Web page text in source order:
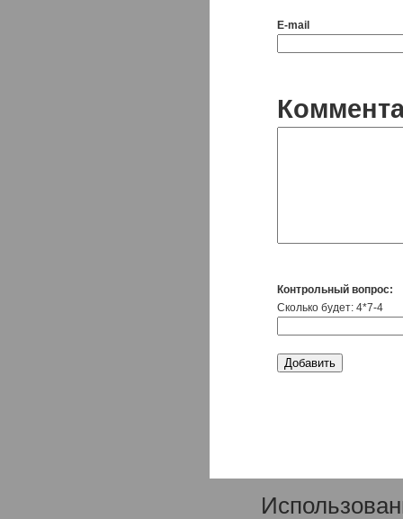
E-mail
Контрольный вопрос:
Сколько будет: 4*7-4